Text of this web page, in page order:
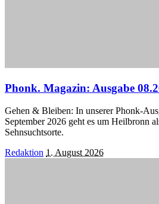
Phonk. Magazin: Ausgabe
Gehen & Bleiben: In unserer Phonk-
September 2026 geht es um Heilbronn
Sehnsuchtsorte.
Posted
Redaktion 1. August 2026